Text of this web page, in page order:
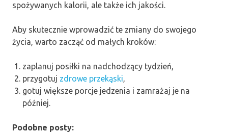
spożywanych kalorii, ale także ich jakości.
Aby skutecznie wprowadzić te zmiany do swojego
życia, warto zacząć od małych kroków:
zaplanuj posiłki na nadchodzący tydzień,
przygotuj zdrowe przekąski,
gotuj większe porcje jedzenia i zamrażaj je na
później.
Podobne posty: